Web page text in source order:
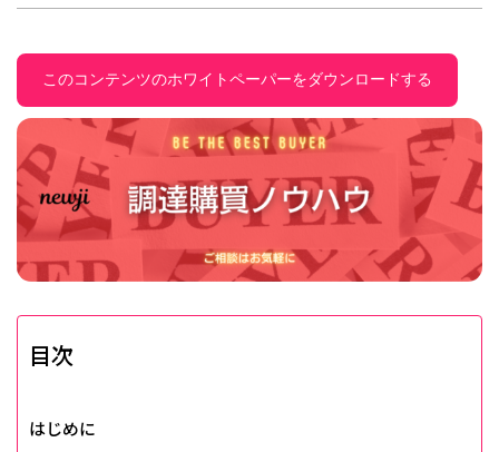
このコンテンツのホワイトペーパーをダウンロードする
目次
はじめに